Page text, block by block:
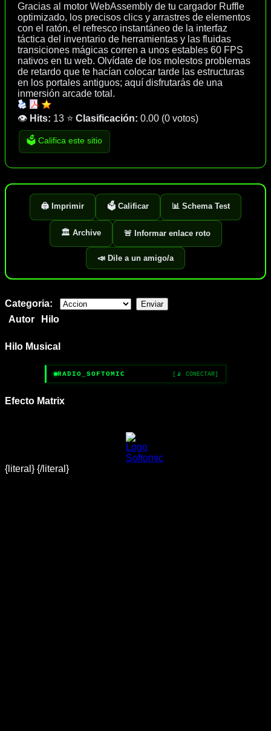
Gracias al motor WebAssembly de tu cargador Ruffle
optimizado, los precisos clics y arrastres de elementos
con el ratón, el refresco instantáneo de la interfaz
táctica del inventario de herramientas y las fluidas
transiciones mágicas corren a unos estables 60 FPS
nativos en tu web. Olvídate de los molestos problemas
de retardo que te hacían colocar tarde las estructuras
en los portales antiguos; aquí disfrutarás de una
inmersión arcade total.
👁️ Hits: 13 ⭐ Clasificación: 0.00 (0 votos)
🗳️ Califica este sitio
🖨️ Imprimir 🗳️ Calificar 📊 Schema Test
🏛️ Archive 🚨 Informar enlace roto
📣 Dile a un amigo/a
Categoria:
Autor
Hilo
Hilo Musical
RADIO_SOFTOMIC [📡 CONECTAR]
Efecto Matrix
{literal} {/literal}